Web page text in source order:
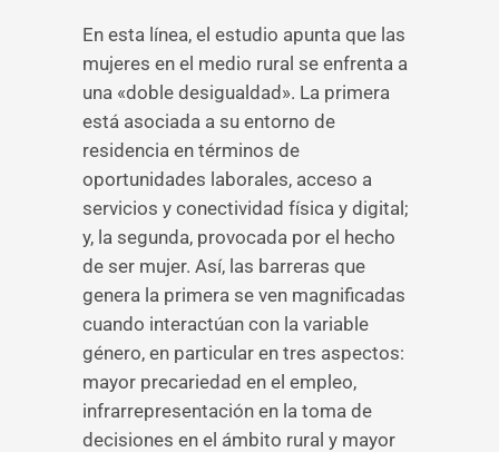
En esta línea, el estudio apunta que las
mujeres en el medio rural se enfrenta a
una «doble desigualdad». La primera
está asociada a su entorno de
residencia en términos de
oportunidades laborales, acceso a
servicios y conectividad física y digital;
y, la segunda, provocada por el hecho
de ser mujer. Así, las barreras que
genera la primera se ven magnificadas
cuando interactúan con la variable
género, en particular en tres aspectos:
mayor precariedad en el empleo,
infrarrepresentación en la toma de
decisiones en el ámbito rural y mayor